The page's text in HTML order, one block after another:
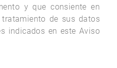
y que consiente en
tratamiento de sus datos
indicados en este Aviso